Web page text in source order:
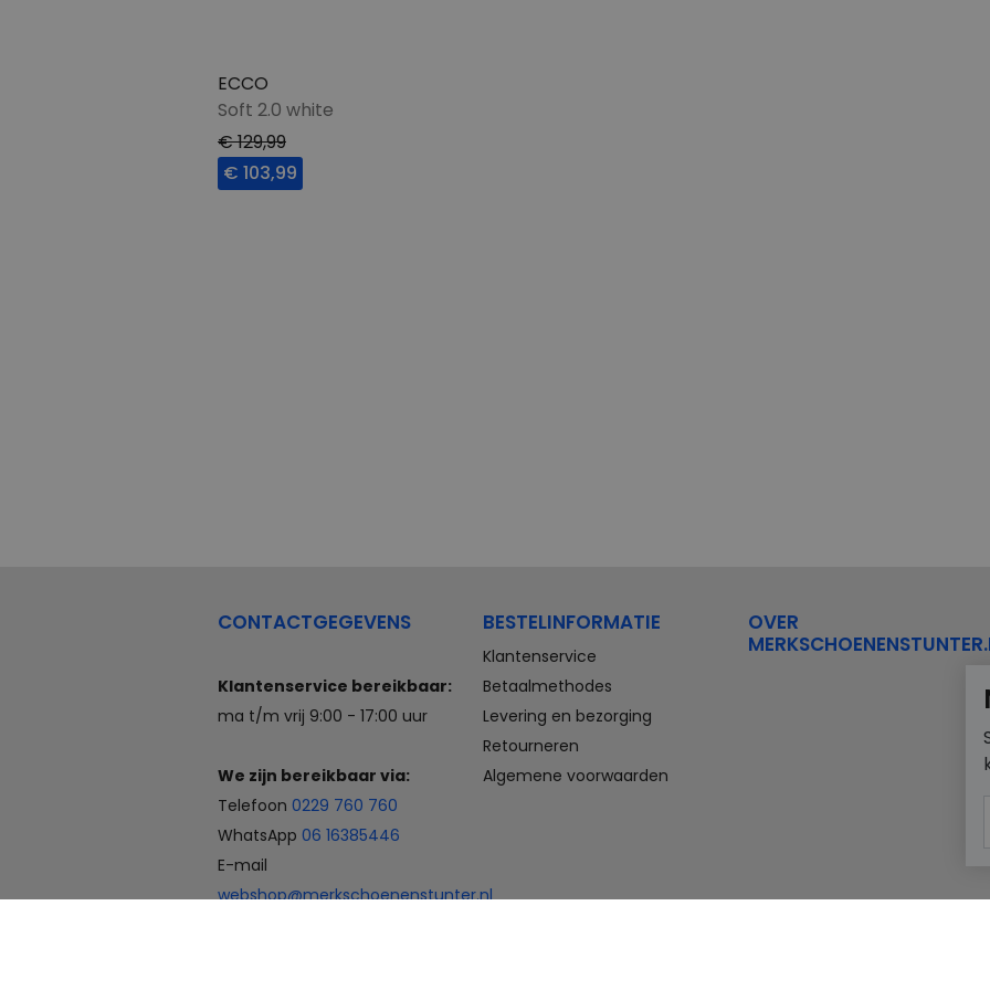
ECCO
Soft 2.0 white
€ 129,99
€ 103,99
CONTACTGEGEVENS
Klantenservice bereikbaar:
ma t/m vrij 9:00 - 17:00 uur
We zijn bereikbaar via:
Telefoon 0229 760 760
WhatsApp 06 16385446
E-mail
webshop@merkschoenenstunter.nl
BESTELINFORMATIE
Klantenservice
Betaalmethodes
Levering en bezorging
Retourneren
Algemene voorwaarden
OVER